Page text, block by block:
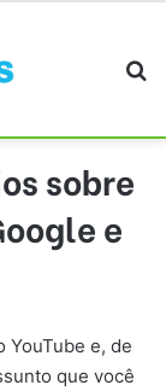
sobre
e
YouTube e, de
que você